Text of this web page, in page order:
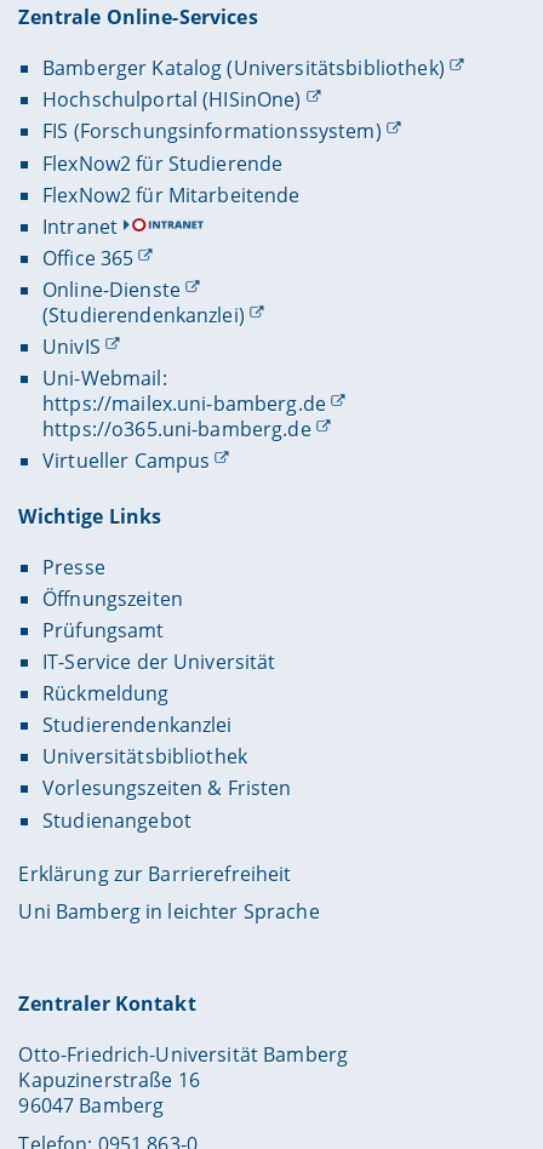
Zentrale Online-Services
Bamberger Katalog (Universitätsbibliothek)
Hochschulportal (HISinOne)
FIS (Forschungsinformationssystem)
FlexNow2 für Studierende
FlexNow2 für Mitarbeitende
Intranet
Office 365
Online-Dienste
(Studierendenkanzlei)
UnivIS
Uni-Webmail:
https://mailex.uni-bamberg.de
https://o365.uni-bamberg.de
Virtueller Campus
Wichtige Links
Presse
Öffnungszeiten
Prüfungsamt
IT-Service der Universität
Rückmeldung
Studierendenkanzlei
Universitätsbibliothek
Vorlesungszeiten & Fristen
Studienangebot
Erklärung zur Barrierefreiheit
Uni Bamberg in leichter Sprache
Zentraler Kontakt
Otto-Friedrich-Universität Bamberg
Kapuzinerstraße 16
96047 Bamberg
Telefon: 0951 863-0